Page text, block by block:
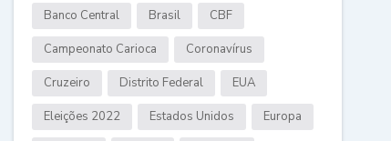
Banco Central Brasil CBF
Campeonato Carioca Coronavírus
Cruzeiro Distrito Federal EUA
Eleições 2022 Estados Unidos Europa